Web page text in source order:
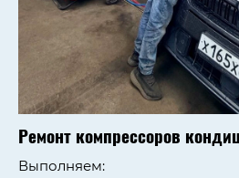
Ремонт компрессоров
Выполняем: